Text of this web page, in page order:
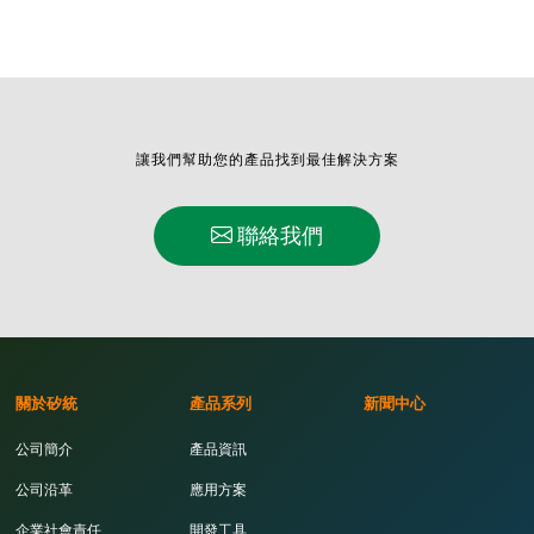
讓我們幫助您的產品找到最佳解決方案
聯絡我們
關於矽統
公司簡介
公司沿革
企業社會責任
產品系列
產品資訊
應用方案
開發工具
新聞中心